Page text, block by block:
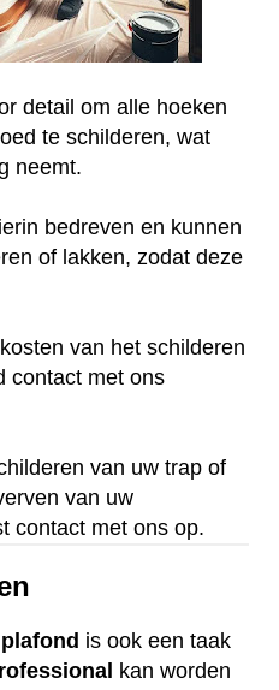
detail om alle hoeken
te schilderen, wat
neemt.
bedreven en kunnen
of lakken, zodat deze
van het schilderen
contact met ons
van uw trap of
van uw
contact met ons op.
plafond is ook een taak
kan worden